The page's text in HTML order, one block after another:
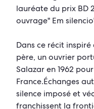
lauréate du prix BD
ouvrage" Em
Dans ce récit
père, un ouvrier
Salazar en 1962
France.Échanges
silence imposé et
franchissent la